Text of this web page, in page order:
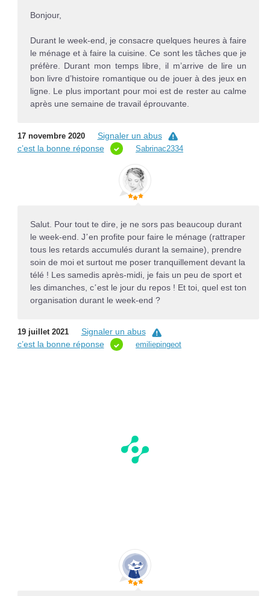
Bonjour,
Durant le week-end, je consacre quelques heures à faire
le ménage et à faire la cuisine. Ce sont les tâches que je
préfère. Durant mon temps libre, il m’arrive de lire un
bon livre d’histoire romantique ou de jouer à des jeux en
ligne. Le plus important pour moi est de rester au calme
après une semaine de travail éprouvante.
17 novembre 2020
Signaler un abus
c’est la bonne réponse
Sabrinac2334
Salut. Pour tout te dire, je ne sors pas beaucoup durant
le week-end. J’en profite pour faire le ménage (rattraper
tous les retards accumulés durant la semaine), prendre
soin de moi et surtout me poser tranquillement devant la
télé ! Les samedis après-midi, je fais un peu de sport et
les dimanches, c’est le jour du repos ! Et toi, quel est ton
organisation durant le week-end ?
19 juillet 2021
Signaler un abus
c’est la bonne réponse
emiliepingeot